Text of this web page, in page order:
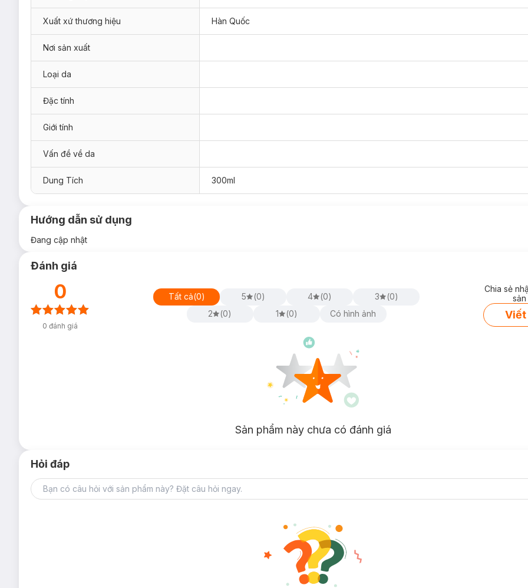
Xuất xứ thương hiệu Hàn Quốc
Nơi sản xuất
Loại da
Đặc tính
Giới tính
Vấn đề về da
Dung Tích 300ml
Hướng dẫn sử dụng
Đang cập nhật
Đánh giá
0
0 đánh giá
Tất cả(0) 5 (0) 4 (0) 3 (0)
2
(0) 1 (0) Có hình ảnh
Chia sẻ
Viết
Sản phẩm này chưa có đánh giá
Hỏi đáp